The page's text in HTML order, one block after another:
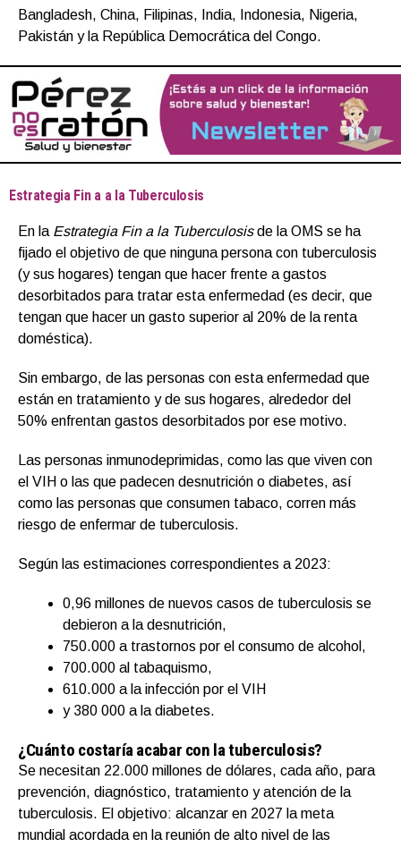
Bangladesh, China, Filipinas, India, Indonesia, Nigeria,
Pakistán y la República Democrática del Congo.
Estrategia Fin a a la Tuberculosis
En la Estrategia Fin a la Tuberculosisde la OMS se ha
fijado el objetivo de que ninguna persona con tuberculosis
(y sus hogares) tengan que hacer frente a gastos
desorbitados para tratar esta enfermedad (es decir, que
tengan que hacer un gasto superior al 20% de la renta
doméstica).
Sin embargo, de las personas con esta enfermedad que
están en tratamiento y de sus hogares, alrededor del
50% enfrentan gastos desorbitados por ese motivo.
Las personas inmunodeprimidas, como las que viven con
el VIH o las que padecen desnutrición o diabetes, así
como las personas que consumen tabaco, corren más
riesgo de enfermar de tuberculosis.
Según las estimaciones correspondientes a 2023:
0,96 millones de nuevos casos de tuberculosis se
debieron a la desnutrición,
750.000 a trastornos por el consumo de alcohol,
700.000 al tabaquismo,
610.000 a la infección por el VIH
y 380 000 a la diabetes.
¿Cuánto costaría acabar con la tuberculosis?
Se necesitan 22.000 millones de dólares, cada año, para
prevención, diagnóstico, tratamiento y atención de la
tuberculosis. El objetivo: alcanzar en 2027 la meta
mundial acordada en la reunión de alto nivel de las